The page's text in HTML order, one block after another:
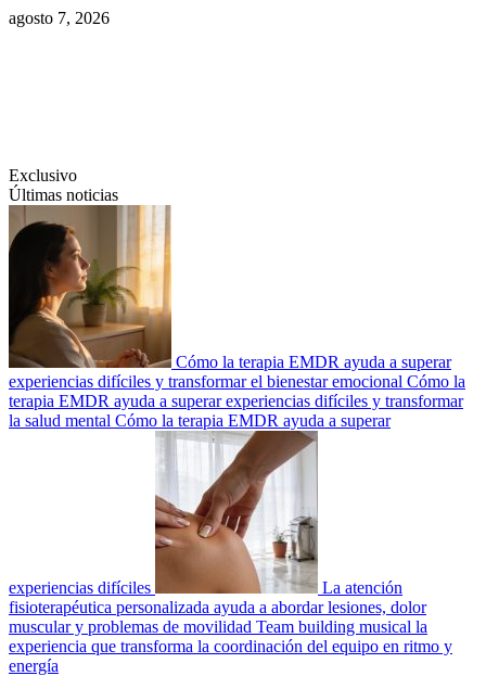
Saltar
agosto 7, 2026
Exclusivo
Últimas noticias
Cómo la terapia EMDR ayuda a superar
experiencias difíciles y transformar el bienestar emocional Cómo la
terapia EMDR ayuda a superar experiencias difíciles y transformar
la salud mental Cómo la terapia EMDR ayuda a superar
experiencias difíciles
La atención
fisioterapéutica personalizada ayuda a abordar lesiones, dolor
muscular y problemas de movilidad Team building musical la
experiencia que transforma la coordinación del equipo en ritmo y
energía